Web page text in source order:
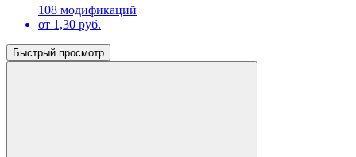
108 модификаций
от 1,30 руб.
Быстрый просмотр